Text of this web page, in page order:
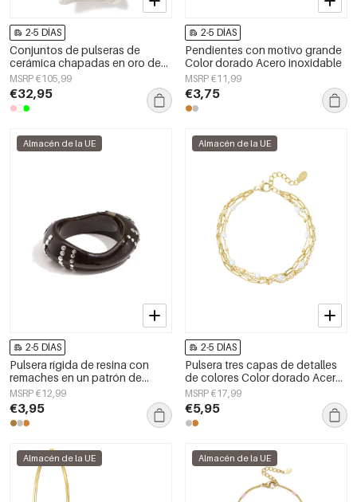
2-5 DÍAS
Conjuntos de pulseras de
cerámica chapadas en oro de
14 quilates con diseño floral,
estilo casual, para uso diario y
romántico. Joyería para mujer.
MSRP €105,99
€32,95
2-5 DÍAS
Pendientes con motivo grande
Color dorado Acero inoxidable
MSRP €11,99
€3,75
Almacén de la UE
2-5 DÍAS
Pulsera rígida de resina con
remaches en un patrón de
rayas.
MSRP €12,99
€3,95
Almacén de la UE
2-5 DÍAS
Pulsera tres capas de detalles
de colores Color dorado Acero
inoxidable
MSRP €17,99
€5,95
Almacén de la UE Almacén de la UE